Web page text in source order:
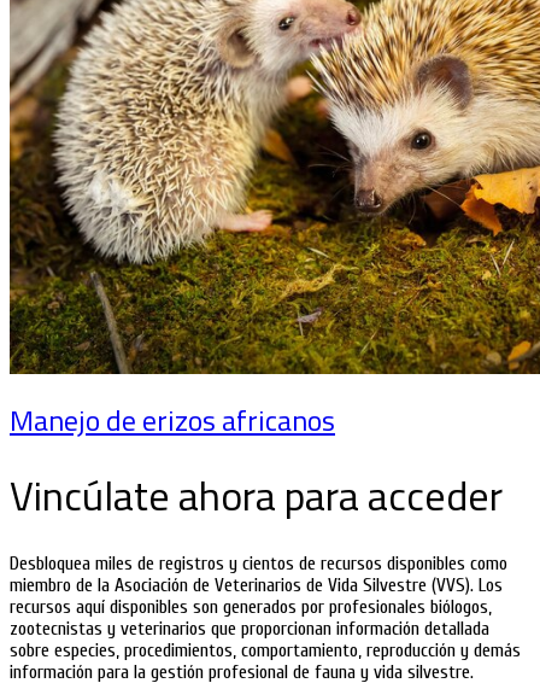
Manejo de erizos africanos
Vincúlate ahora para acceder
Desbloquea miles de registros y cientos de recursos disponibles como
miembro de la Asociación de Veterinarios de Vida Silvestre (VVS). Los
recursos aquí disponibles son generados por profesionales biólogos,
zootecnistas y veterinarios que proporcionan información detallada
sobre especies, procedimientos, comportamiento, reproducción y demás
información para la gestión profesional de fauna y vida silvestre.